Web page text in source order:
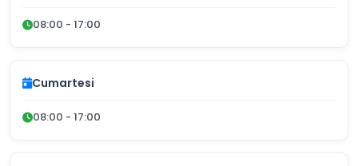
08:00 - 17:00
Cumartesi
08:00 - 17:00